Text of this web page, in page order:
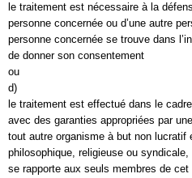
le traitement est nécessaire à la
personne concernée ou d’une autre
personne concernée se trouve dans
de donner son consentement
ou
d)
le traitement est effectué dans le
avec des garanties appropriées par
tout autre organisme à but non lucratif
philosophique, religieuse ou
se rapporte aux seuls membres de